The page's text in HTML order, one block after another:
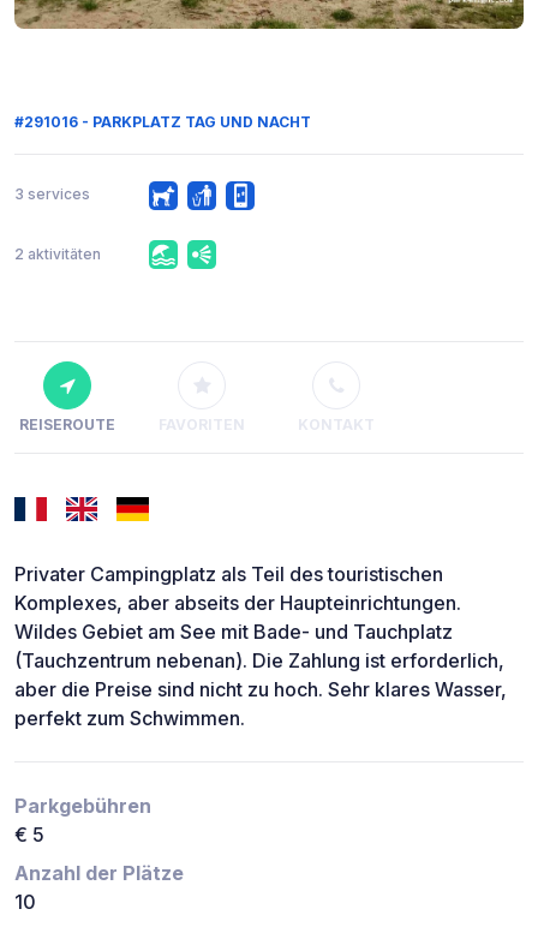
#291016 - PARKPLATZ TAG UND NACHT
3 services
2 aktivitäten
REISEROUTE FAVORITEN KONTAKT
Privater Campingplatz als Teil des touristischen
Komplexes, aber abseits der Haupteinrichtungen.
Wildes Gebiet am See mit Bade- und Tauchplatz
(Tauchzentrum nebenan). Die Zahlung ist erforderlich,
aber die Preise sind nicht zu hoch. Sehr klares Wasser,
perfekt zum Schwimmen.
Parkgebühren
€ 5
Anzahl der Plätze
10